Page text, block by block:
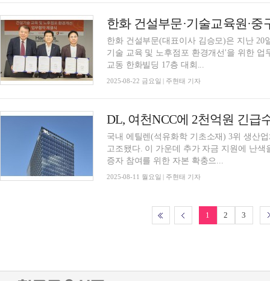
한화 건설부문(대표이사 김승모)은 지난
기술 교육 및 노후점포 환경개선'을 위한 업무
교동 한화빌딩 17층 대회...
2025-08-22 금요일 | 주현태 기자
국내 에틸렌(석유화학 기초소재) 3위 생산
고조됐다. 이 가운데 추가 자금 지원에 난
증자 참여를 위한 자본 확충으...
2025-08-11 월요일 | 주현태 기자
1 2 3